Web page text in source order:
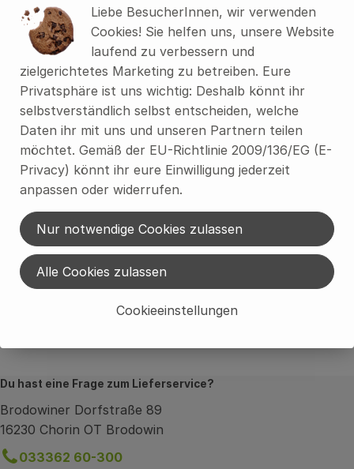
Entrecote mit Chilimarinade
, Herkunft:
Ökodorf Brodowin
1 Packungeingeplant
Rumpsteak in
Kräutermarinade
, Herkunft:
Ökodorf Brodowin
1 Packungeingeplant
Grillpaket Rind
Artikel werden genau gewogen, Preise können
abweichen
2x ca. 250 g Entrecote in Chili Marinade
Du hast eine Frage zum Lieferservice?
Brodowiner Dorfstraße 89
16230 Chorin OT Brodowin
033362 60-300
Liebe BesucherInnen, wir verwenden
Cookies! Sie helfen uns, unsere Website
laufend zu verbessern und
zielgerichtetes Marketing zu betreiben. Eure
Privatsphäre ist uns wichtig: Deshalb könnt ihr
selbstverständlich selbst entscheiden, welche
Daten ihr mit uns und unseren Partnern teilen
möchtet. Gemäß der EU-Richtlinie 2009/136/EG (E-
Privacy) könnt ihr eure Einwilligung jederzeit
anpassen oder widerrufen.
Cookieeinstellungen
Nur notwendige Cookies zulassen
Alle Cookies zulassen